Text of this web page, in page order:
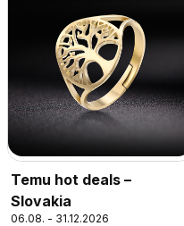
Temu hot deals –
Slovakia
06.08. - 31.12.2026